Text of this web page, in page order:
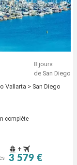
8 jours
de San Diego
Vallarta > San Diego
complète
+
3 579 €